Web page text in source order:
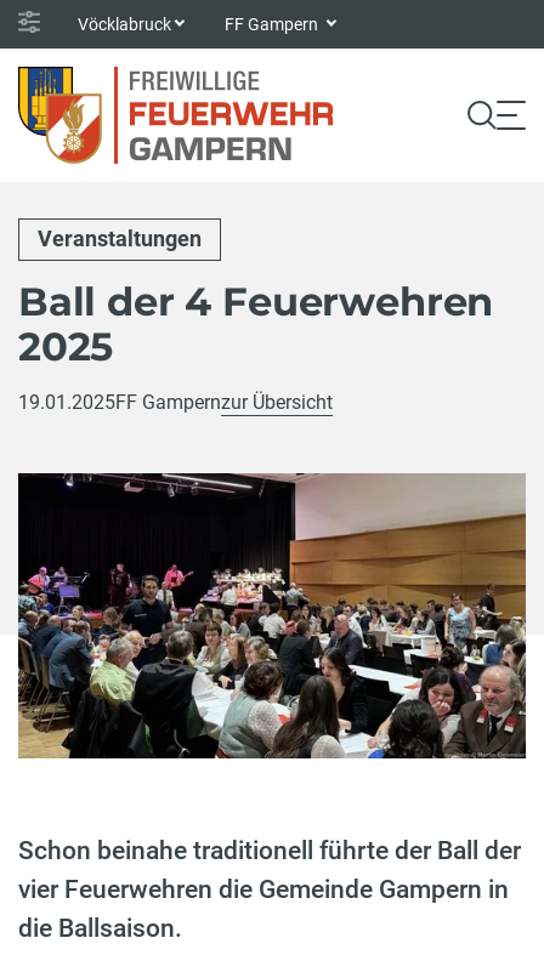
Vöcklabruck FF Gampern
Veranstaltungen
Ball der 4 Feuerwehren
2025
19.01.2025FF Gampernzur Übersicht
Schon beinahe traditionell führte der Ball der
vier Feuerwehren die Gemeinde Gampern in
die Ballsaison.